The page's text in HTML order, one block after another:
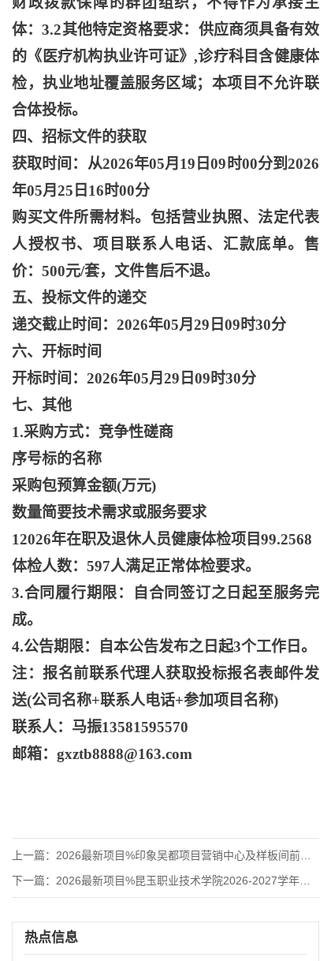
体：3.2其他特定资格要求：供应商须具备有效
的《医疗机构执业许可证》,诊疗科目含健康体
检，执业地址覆盖服务区域；本项目不允许联
合体投标。
四、招标文件的获取
获取时间：从2026年05月19日09时00分到2026
年05月25日16时00分
购买文件所需材料。包括营业执照、法定代表
人授权书、项目联系人电话、汇款底单。售
价： 500元/套，文件售后不退。
五、投标文件的递交
递交截止时间： 2026年05月29日09时30分
六、开标时间
开标时间： 2026年05月29日09时30分
七、其他
1.采购方式：竞争性磋商
序号标的名称
采购包预算金额(万元)
数量简要技术需求或服务要求
12026年在职及退休人员健康体检项目99.2568
体检人数： 597人满足正常体检要求。
3.合同履行期限：自合同签订之日起至服务完
成。
4.公告期限：自本公告发布之日起3个工作日。
注：报名前联系代理人获取投标报名表邮件发
送(公司名称+联系人电话+参加项目名称)
联系人：马振13581595570
邮箱： gxztb8888@163.com
上一篇： 2026最新项目%印象吴都项目营销中心及样板间前期劳务派遣服
下一篇： 2026最新项目%昆玉职业技术学院2026-2027学年教材
热点信息